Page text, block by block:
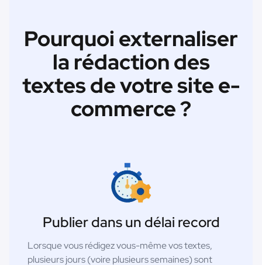
Pourquoi externaliser
la rédaction des
textes de votre site e-
commerce ?
Publier dans un délai record
Lorsque vous rédigez vous-même vos textes,
plusieurs jours (voire plusieurs semaines) sont